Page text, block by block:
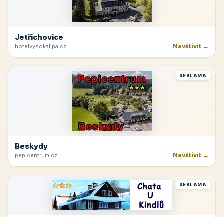
Jetřichovice
hotelvysokalipa.cz Navštívit →
REKLAMA
Beskydy
pepicentrum.cz Navštívit →
REKLAMA